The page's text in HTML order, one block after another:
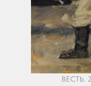
ВЕСТЬ.